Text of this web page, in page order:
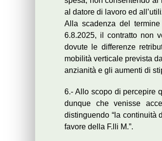
al datore di lavoro ed
Alla scadenza del
6.8.2025, il contratto non
dovute le differenze
mobilità verticale prevista
anzianità e gli aumenti di
6.- Allo scopo di percepire
dunque che venisse
distinguendo “la continuità
favore della F.lli M.”.